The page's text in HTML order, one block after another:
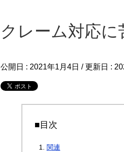
クレーム対応に
公開日 : 2021年1月4日 / 更新日 :
■目次
関連